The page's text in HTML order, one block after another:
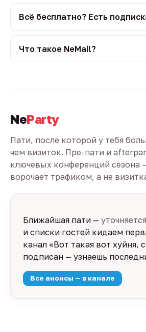
Всё бесплатно? Есть
Что такое NeMail?
NeParty
Пати, после которой у тебя
чем визиток. Пре-пати и
ключевых конференций сезона
ворочает трафиком, а не
Ближайшая пати — уточняется
и списки гостей кидаем
канал «Вот такая вот хуйня,
подписан — узнаешь
Все анонсы — в канале